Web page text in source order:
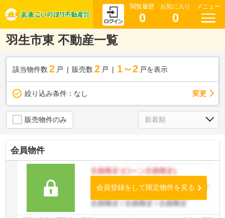
閲覧履歴
0
お気に入り
0
メニュー
羽生市東 不動産一覧
該当物件数 2 戸 販売数 2 戸 1～2 戸を表示
絞り込み条件： なし 変更
販売物件のみ
会員物件
会員登録をして限定物件を見る